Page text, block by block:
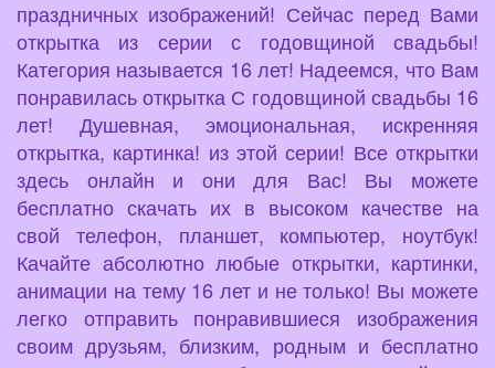
праздничных изображений! Сейчас перед Вами
открытка из серии с годовщиной свадьбы!
Категория называется 16 лет! Надеемся, что Вам
понравилась открытка С годовщиной свадьбы 16
лет! Душевная, эмоциональная, искренняя
открытка, картинка! из этой серии! Все открытки
здесь онлайн и они для Вас! Вы можете
бесплатно скачать их в высоком качестве на
свой телефон, планшет, компьютер, ноутбук!
Качайте абсолютно любые открытки, картинки,
анимации на тему 16 лет и не только! Вы можете
легко отправить понравившиеся изображения
своим друзьям, близким, родным и бесплатно